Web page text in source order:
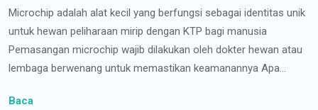
Microchip adalah alat kecil yang berfungsi sebagai identitas unik
untuk hewan peliharaan mirip dengan KTP bagi manusia
Pemasangan microchip wajib dilakukan oleh dokter hewan atau
lembaga berwenang untuk memastikan keamanannya Apa...
Baca